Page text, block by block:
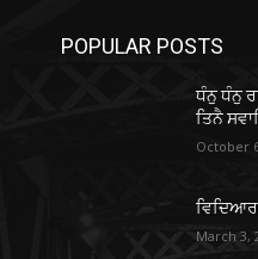
POPULAR POSTS
ਧੰਨੁ ਧੰਨੁ
ਤਿਨੈ
October
March 3,